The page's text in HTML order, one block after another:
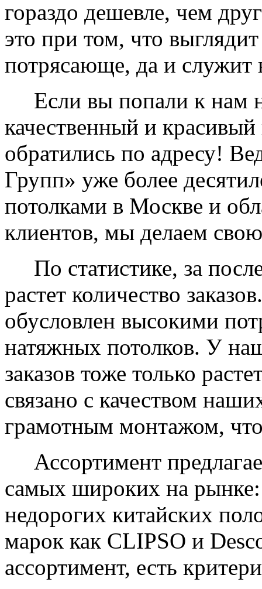
гораздо дешевле, чем
это при том, что
потрясающе, да и служит
Если вы попали к нам
качественный и
обратились по адресу!
Групп» уже более
потолками в Москве и
клиентов, мы делаем
По статистике, за
растет количество
обусловлен высокими
натяжных потолков. У
заказов тоже только
связано с качеством
грамотным монтажом,
Ассортимент
самых широких на
недорогих китайских
марок как CLIPSO и
ассортимент, есть